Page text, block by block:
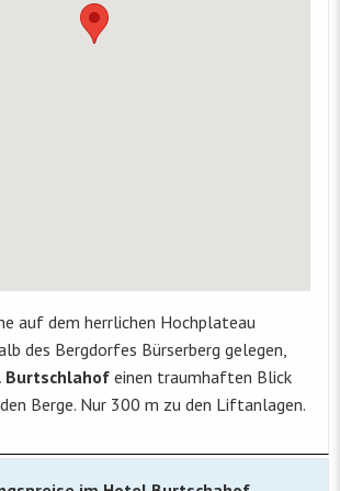
auf dem herrlichen Hochplateau
des Bergdorfes Bürserberg gelegen,
Burtschlahofeinen traumhaften Blick
Berge. Nur 300 m zu den Liftanlagen.